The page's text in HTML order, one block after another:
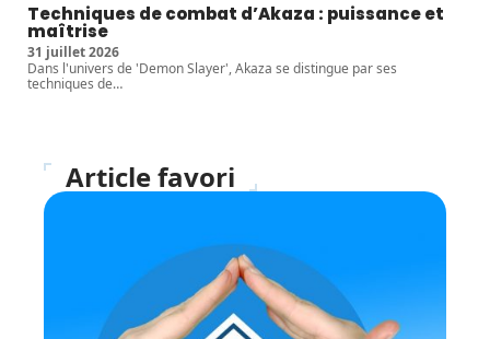
Techniques de combat d’Akaza : puissance et
maîtrise
31 juillet 2026
Dans l'univers de 'Demon Slayer', Akaza se distingue par ses
techniques de…
Article favori